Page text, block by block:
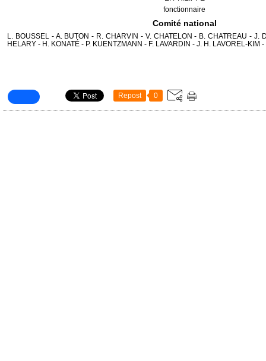
fonctionnaire
Comité national
L. BOUSSEL - A. BUTON - R. CHARVIN - V. CHATELON - B. CHATREAU - J.
HELARY - H. KONATÉ - P. KUENTZMANN - F. LAVARDIN - J. H. LAVOREL-KIM
Repost 0